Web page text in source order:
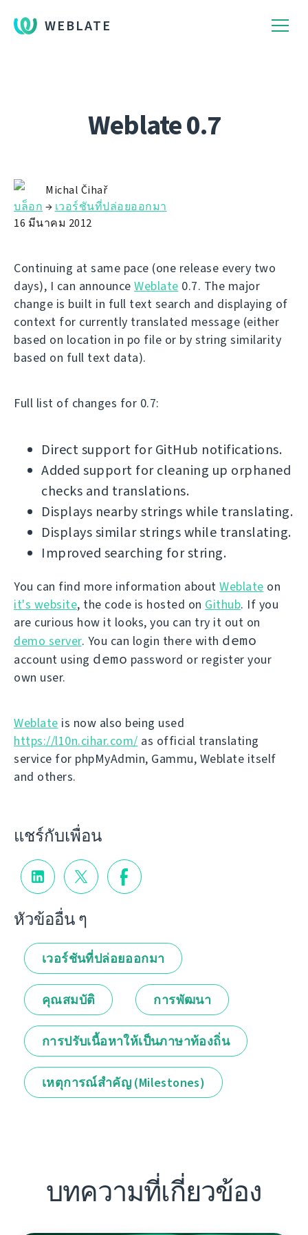
WEBLATE
Weblate 0.7
Michal Čihař
บล็อก → เวอร์ชันที่ปล่อยออกมา
16 มีนาคม 2012
Continuing at same pace (one release every two
days), I can announce Weblate 0.7. The major
change is built in full text search and displaying of
context for currently translated message (either
based on location in po file or by string similarity
based on full text data).
Full list of changes for 0.7:
Direct support for GitHub notifications.
Added support for cleaning up orphaned
checks and translations.
Displays nearby strings while translating.
Displays similar strings while translating.
Improved searching for string.
You can find more information about Weblate on
it's website, the code is hosted on Github. If you
are curious how it looks, you can try it out on
demo server. You can login there with demo
account using demo password or register your
own user.
Weblate is now also being used
https://l10n.cihar.com/ as official translating
service for phpMyAdmin, Gammu, Weblate itself
and others.
แชร์กับเพื่อน
หัวข้ออื่น ๆ
เวอร์ชันที่ปล่อยออกมา
คุณสมบัติ การพัฒนา
การปรับเนื้อหาให้เป็นภาษาท้องถิ่น
เหตุการณ์สำคัญ (Milestones)
บทความที่เกี่ยวข้อง